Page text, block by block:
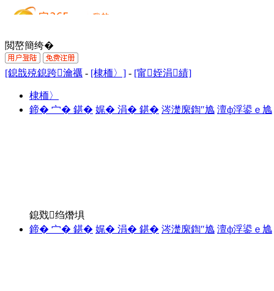
閲嶅簡绔�
[鎴戠殑鎴跨瀹禲 - [棣栭〉] - [甯姪涓績]
棣栭〉
鍗� 宀� 鍖� 娓� 涓� 鍖� 涔濋緳鍧″尯 澶ф浮鍙ｅ尯
鎴戣绉熸埧
鍗� 宀� 鍖� 娓� 涓� 鍖� 涔濋緳鍧″尯 澶ф浮鍙ｅ尯